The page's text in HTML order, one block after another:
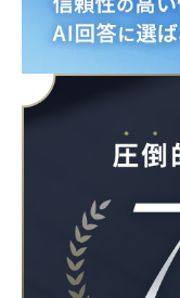
English